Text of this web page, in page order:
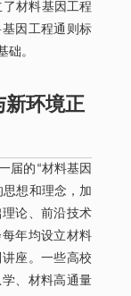
了材料基因工程
因工程通则标
础。
新环境正
届的“材料基因
想和理念，加
论、前沿技术
年均设立材料
座。一些高校
、材料高通量